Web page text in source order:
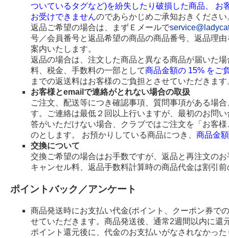
ついているタグなど)を紛失したり破損した商品、
お受けできませんのであらかじめご承知おきください
返品ご希望の場合は、まずＥメールで
号／会員番号と返品希望の商品の商品番号、返品理
案内いたします。
返品の場合は、注文した商品と異なる商品が届いた
料、税金、手数料の一部として商品金額の 15% をご
までの返送料はお客様のご負担とさせていただきます
お客様とemailで連絡がとれない場合の取扱
ご注文、配送等につき確認事項、質問事項がある場
す。ご連絡は最低２回以上行いますが、最初のお問
答がいただけない場合、クラブではご注文を「お客
のとします。 お預かりしている商品につき、 商品金
交換について
交換ご希望の場合はお手数ですが、返品と再注文の
キャンセル料、返品手数料計算時の商品代金は割引
ポイントバック／アンケート
商品発送時にお支払い代金(ポイント、クーポン券で
せていただきます。商品発送後、通常2週間以内に還
ポイント還元後に、代金のお支払いがなされなかっ